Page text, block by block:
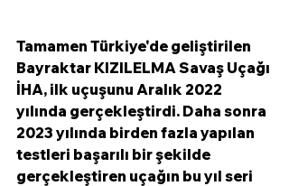
Tamamen Türkiye'de geliştirilen
Bayraktar KIZILELMA Savaş Uçağı
İHA, ilk uçuşunu Aralık 2022
yılında gerçekleştirdi. Daha sonra
2023 yılında birden fazla yapılan
testleri başarılı bir şekilde
gerçekleştiren uçağın bu yıl seri